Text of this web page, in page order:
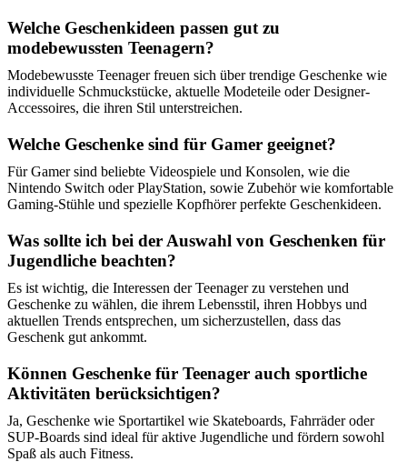
Welche Geschenkideen passen gut zu
modebewussten Teenagern?
Modebewusste Teenager freuen sich über trendige Geschenke wie
individuelle Schmuckstücke, aktuelle Modeteile oder Designer-
Accessoires, die ihren Stil unterstreichen.
Welche Geschenke sind für Gamer geeignet?
Für Gamer sind beliebte Videospiele und Konsolen, wie die
Nintendo Switch oder PlayStation, sowie Zubehör wie komfortable
Gaming-Stühle und spezielle Kopfhörer perfekte Geschenkideen.
Was sollte ich bei der Auswahl von Geschenken für
Jugendliche beachten?
Es ist wichtig, die Interessen der Teenager zu verstehen und
Geschenke zu wählen, die ihrem Lebensstil, ihren Hobbys und
aktuellen Trends entsprechen, um sicherzustellen, dass das
Geschenk gut ankommt.
Können Geschenke für Teenager auch sportliche
Aktivitäten berücksichtigen?
Ja, Geschenke wie Sportartikel wie Skateboards, Fahrräder oder
SUP-Boards sind ideal für aktive Jugendliche und fördern sowohl
Spaß als auch Fitness.